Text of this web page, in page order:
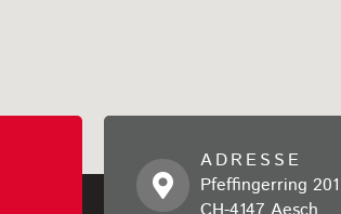
ADRESSE
Pfeffingerring 201